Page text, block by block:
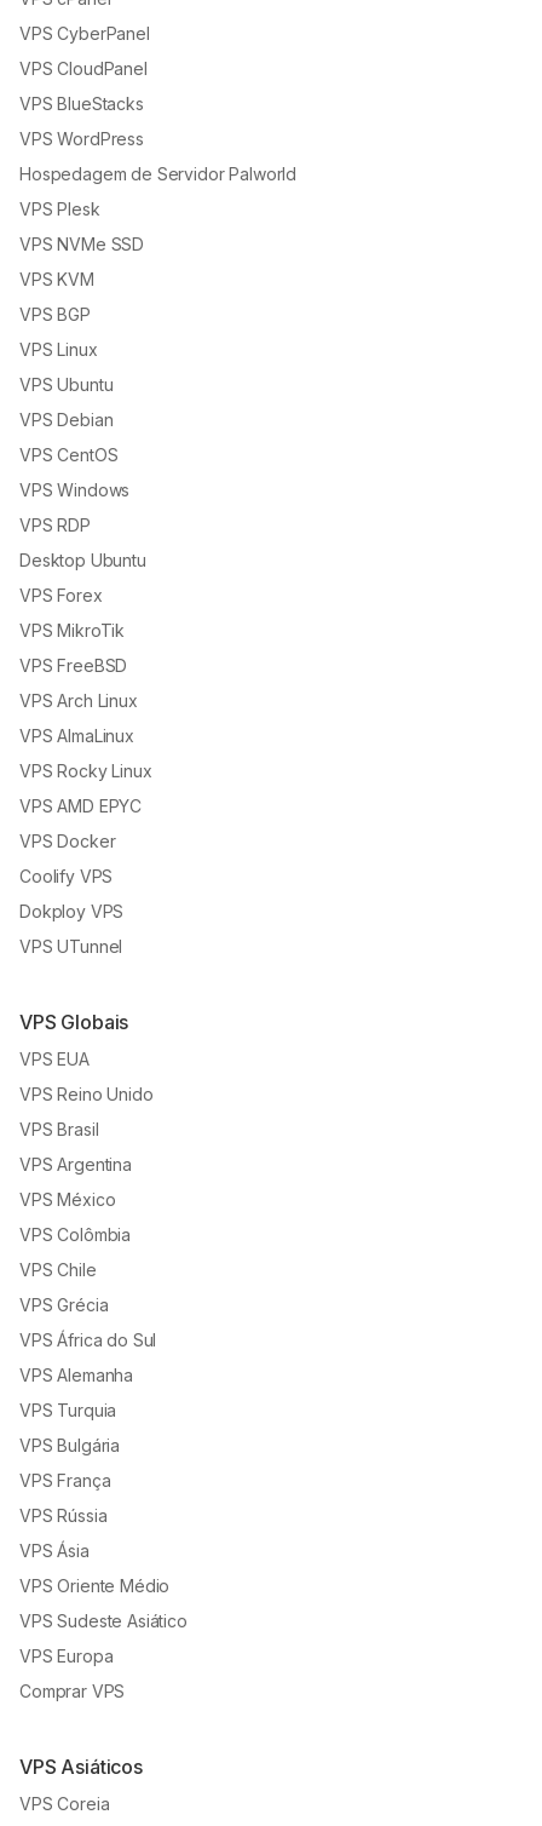
VPS CyberPanel
VPS CloudPanel
VPS BlueStacks
VPS WordPress
Hospedagem de Servidor Palworld
VPS Plesk
VPS NVMe SSD
VPS KVM
VPS BGP
VPS Linux
VPS Ubuntu
VPS Debian
VPS CentOS
VPS Windows
VPS RDP
Desktop Ubuntu
VPS Forex
VPS MikroTik
VPS FreeBSD
VPS Arch Linux
VPS AlmaLinux
VPS Rocky Linux
VPS AMD EPYC
VPS Docker
Coolify VPS
Dokploy VPS
VPS UTunnel
VPS Globais
VPS EUA
VPS Reino Unido
VPS Brasil
VPS Argentina
VPS México
VPS Colômbia
VPS Chile
VPS Grécia
VPS África do Sul
VPS Alemanha
VPS Turquia
VPS Bulgária
VPS França
VPS Rússia
VPS Ásia
VPS Oriente Médio
VPS Sudeste Asiático
VPS Europa
Comprar VPS
VPS Asiáticos
VPS Coreia